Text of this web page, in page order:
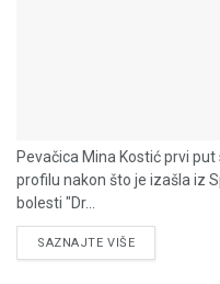
Pevačica Mina Kostić prvi
profilu nakon što je izašla iz
bolesti "Dr...
SAZNAJTE VIŠEDETAILS